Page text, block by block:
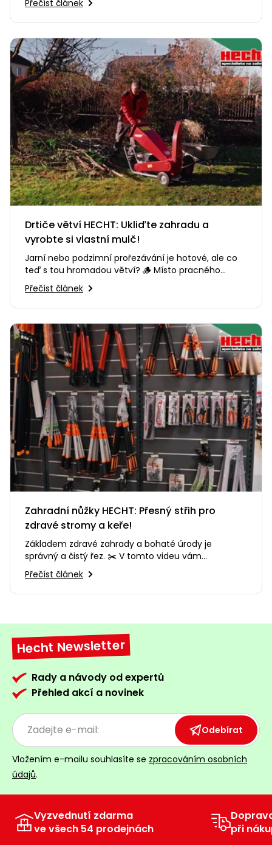
Přečíst článek
Drtiče větví HECHT: Ukliďte zahradu a
vyrobte si vlastní mulč!
Jarní nebo podzimní prořezávání je hotové, ale co
teď s tou hromadou větví? 🪵 Místo pracného
odvážení nebo pálení…
Přečíst článek
Zahradní nůžky HECHT: Přesný střih pro
zdravé stromy a keře!
Základem zdravé zahrady a bohaté úrody je
správný a čistý řez. ✂️ V tomto videu vám
představíme sortiment zahradních…
Přečíst článek
Hecht Newsletter
Rady a návody od expertů
Přehled akcí a novinek
Odebírat
Vložením e-mailu souhlasíte se zpracováním osobních
údajů.
Vyzvednutí zdarma
ve všech 54 prodejnách
při